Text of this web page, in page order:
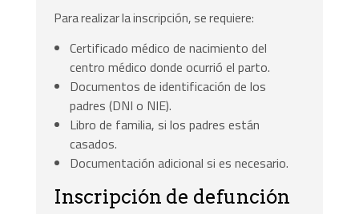
Para realizar la inscripción, se requiere:
Certificado médico de nacimiento del
centro médico donde ocurrió el parto.
Documentos de identificación de los
padres (DNI o NIE).
Libro de familia, si los padres están
casados.
Documentación adicional si es necesario.
Inscripción de defunción